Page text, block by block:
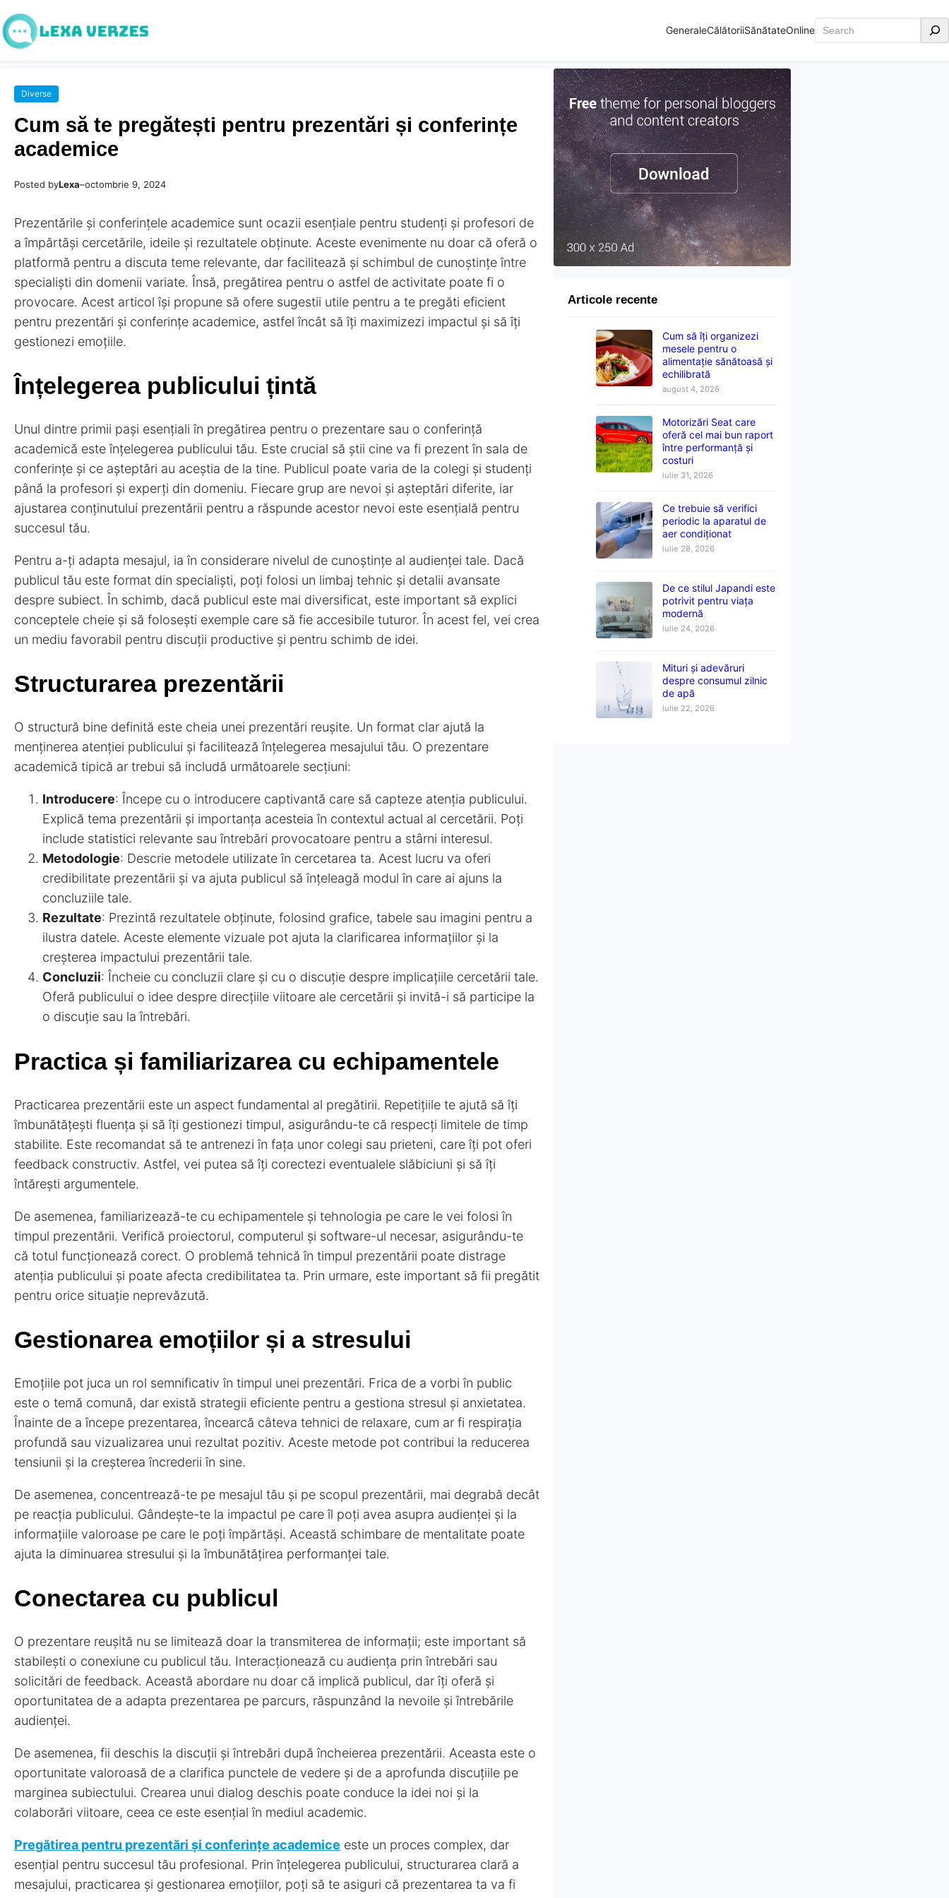
GeneraleCălătoriiSănătateOnlineCaută
Diverse
Cum să te pregătești pentru prezentări și conferințe
academice
Posted byLexa–octombrie 9, 2024
Prezentările și conferințele academice sunt ocazii esențiale pentru studenți și profesori de
a împărtăși cercetările, ideile și rezultatele obținute. Aceste evenimente nu doar că oferă o
platformă pentru a discuta teme relevante, dar facilitează și schimbul de cunoștințe între
specialiști din domenii variate. Însă, pregătirea pentru o astfel de activitate poate fi o
provocare. Acest articol își propune să ofere sugestii utile pentru a te pregăti eficient
pentru prezentări și conferințe academice, astfel încât să îți maximizezi impactul și să îți
gestionezi emoțiile.
Înțelegerea publicului țintă
Unul dintre primii pași esențiali în pregătirea pentru o prezentare sau o conferință
academică este înțelegerea publicului tău. Este crucial să știi cine va fi prezent în sala de
conferințe și ce așteptări au aceștia de la tine. Publicul poate varia de la colegi și studenți
până la profesori și experți din domeniu. Fiecare grup are nevoi și așteptări diferite, iar
ajustarea conținutului prezentării pentru a răspunde acestor nevoi este esențială pentru
succesul tău.
Pentru a-ți adapta mesajul, ia în considerare nivelul de cunoștințe al audienței tale. Dacă
publicul tău este format din specialiști, poți folosi un limbaj tehnic și detalii avansate
despre subiect. În schimb, dacă publicul este mai diversificat, este important să explici
conceptele cheie și să folosești exemple care să fie accesibile tuturor. În acest fel, vei crea
un mediu favorabil pentru discuții productive și pentru schimb de idei.
Structurarea prezentării
O structură bine definită este cheia unei prezentări reușite. Un format clar ajută la
menținerea atenției publicului și facilitează înțelegerea mesajului tău. O prezentare
academică tipică ar trebui să includă următoarele secțiuni:
Introducere: Începe cu o introducere captivantă care să capteze atenția publicului.
Explică tema prezentării și importanța acesteia în contextul actual al cercetării. Poți
include statistici relevante sau întrebări provocatoare pentru a stârni interesul.
Metodologie: Descrie metodele utilizate în cercetarea ta. Acest lucru va oferi
credibilitate prezentării și va ajuta publicul să înțeleagă modul în care ai ajuns la
concluziile tale.
Rezultate: Prezintă rezultatele obținute, folosind grafice, tabele sau imagini pentru a
ilustra datele. Aceste elemente vizuale pot ajuta la clarificarea informațiilor și la
creșterea impactului prezentării tale.
Concluzii: Încheie cu concluzii clare și cu o discuție despre implicațiile cercetării tale.
Oferă publicului o idee despre direcțiile viitoare ale cercetării și invită-i să participe la
o discuție sau la întrebări.
Practica și familiarizarea cu echipamentele
Practicarea prezentării este un aspect fundamental al pregătirii. Repetițiile te ajută să îți
îmbunătățești fluența și să îți gestionezi timpul, asigurându-te că respecți limitele de timp
stabilite. Este recomandat să te antrenezi în fața unor colegi sau prieteni, care îți pot oferi
feedback constructiv. Astfel, vei putea să îți corectezi eventualele slăbiciuni și să îți
întărești argumentele.
De asemenea, familiarizează-te cu echipamentele și tehnologia pe care le vei folosi în
timpul prezentării. Verifică proiectorul, computerul și software-ul necesar, asigurându-te
că totul funcționează corect. O problemă tehnică în timpul prezentării poate distrage
atenția publicului și poate afecta credibilitatea ta. Prin urmare, este important să fii pregătit
pentru orice situație neprevăzută.
Gestionarea emoțiilor și a stresului
Emoțiile pot juca un rol semnificativ în timpul unei prezentări. Frica de a vorbi în public
este o temă comună, dar există strategii eficiente pentru a gestiona stresul și anxietatea.
Înainte de a începe prezentarea, încearcă câteva tehnici de relaxare, cum ar fi respirația
profundă sau vizualizarea unui rezultat pozitiv. Aceste metode pot contribui la reducerea
tensiunii și la creșterea încrederii în sine.
De asemenea, concentrează-te pe mesajul tău și pe scopul prezentării, mai degrabă decât
pe reacția publicului. Gândește-te la impactul pe care îl poți avea asupra audienței și la
informațiile valoroase pe care le poți împărtăși. Această schimbare de mentalitate poate
ajuta la diminuarea stresului și la îmbunătățirea performanței tale.
Conectarea cu publicul
O prezentare reușită nu se limitează doar la transmiterea de informații; este important să
stabilești o conexiune cu publicul tău. Interacționează cu audiența prin întrebări sau
solicitări de feedback. Această abordare nu doar că implică publicul, dar îți oferă și
oportunitatea de a adapta prezentarea pe parcurs, răspunzând la nevoile și întrebările
audienței.
De asemenea, fii deschis la discuții și întrebări după încheierea prezentării. Aceasta este o
oportunitate valoroasă de a clarifica punctele de vedere și de a aprofunda discuțiile pe
marginea subiectului. Crearea unui dialog deschis poate conduce la idei noi și la
colaborări viitoare, ceea ce este esențial în mediul academic.
Pregătirea pentru prezentări și conferințe academice este un proces complex, dar
esențial pentru succesul tău profesional. Prin înțelegerea publicului, structurarea clară a
mesajului, practicarea și gestionarea emoțiilor, poți să te asiguri că prezentarea ta va fi
Articole recente
Cum să îți organizezi
mesele pentru o
alimentație sănătoasă și
echilibrată
august 4, 2026
Motorizări Seat care
oferă cel mai bun raport
între performanță și
costuri
iulie 31, 2026
Ce trebuie să verifici
periodic la aparatul de
aer condiționat
iulie 28, 2026
De ce stilul Japandi este
potrivit pentru viața
modernă
iulie 24, 2026
Mituri și adevăruri
despre consumul zilnic
de apă
iulie 22, 2026